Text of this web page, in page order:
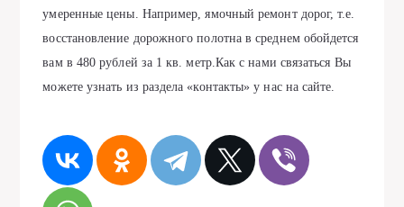
умеренные цены. Например, ямочный ремонт дорог, т.е.
восстановление дорожного полотна в среднем обойдется
вам в 480 рублей за 1 кв. метр.Как с нами связаться Вы
можете узнать из раздела «контакты» у нас на сайте.